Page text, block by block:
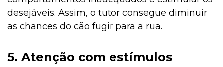
desejáveis. Assim, o tutor consegue diminuir
as chances do cão fugir para a rua.
5. Atenção com estímulos